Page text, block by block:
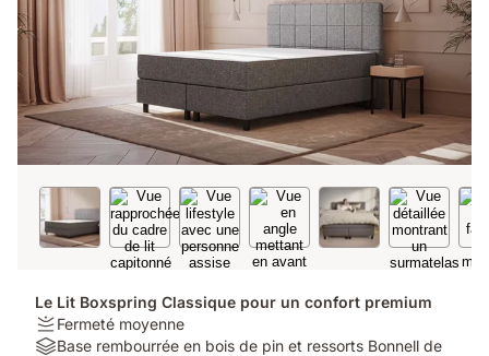
Le Lit Boxspring Classique pour un confort premium
Firmness:
Fermeté
Fermeté moyenne
Material:
Base rembourrée en bois de pin et ressorts Bonnell de